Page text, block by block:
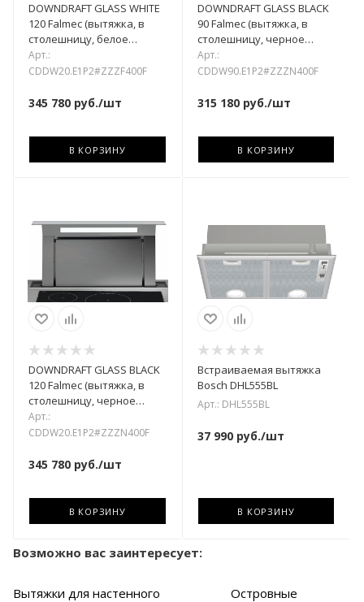
DOWNDRAFT GLASS WHITE
120 Falmec (вытяжка, в
столешницу, белое
стекло)
Арт.:
CDDW20.E1P2#ZZZF400F
345 780 руб./шт
В КОРЗИНУ
DOWNDRAFT GLASS BLACK
90 Falmec (вытяжка, в
столешницу, черное
стекло)
Арт.:
CDDW90.E1P2#ZZZN400F
315 180руб./шт
В КОРЗИНУ
DOWNDRAFT GLASS BLACK
120 Falmec (вытяжка, в
столешницу, черное
стекло)
Арт.:
CDDW20.E1P2#ZZZN400F
345 780 руб./шт
В КОРЗИНУ
Встраиваемая вытяжка
Bosch DHL555BL
Арт.: DHL555BL
37 990руб./шт
В КОРЗИНУ
Возможно вас заинтересует:
Вытяжки для настенного
Островные